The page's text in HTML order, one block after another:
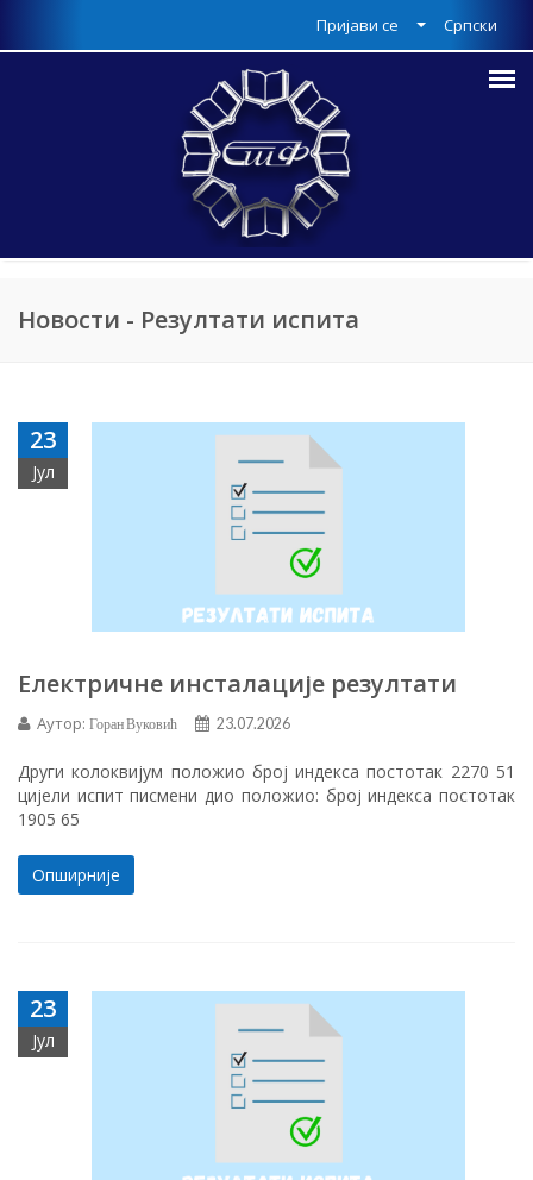
Српски
Пријави се
Новости - Резултати испита
23
Јул
Електричне инсталације резултати
Аутор: Горан Вуковић 23.07.2026
Други колоквијум положио број индекса постотак 2270 51
цијели испит писмени дио положио: број индекса постотак
1905 65
Опширније
23
Јул